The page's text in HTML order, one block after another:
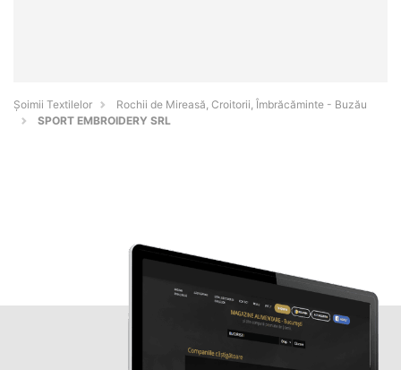
Șoimii Textilelor
Rochii de Mireasă, Croitorii, Îmbrăcăminte - Buzău
SPORT EMBROIDERY SRL